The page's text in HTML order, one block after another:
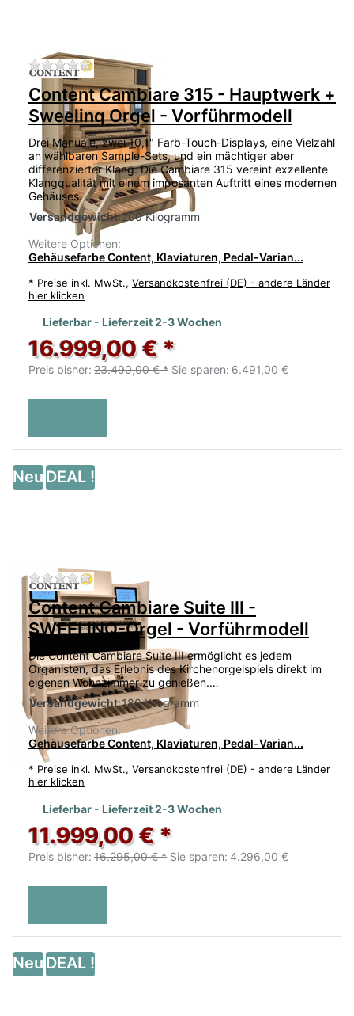
Zu diesem Produkt liegen noch keine
Content Cambiare 315 - Hauptwerk +
Sweelinq Orgel - Vorführmodell
Drei Manuale, zwei 10,1" Farb-Touch-Displays, eine Vielzahl
an wählbaren Sample-Sets, und ein mächtiger aber
differenzierter Klang. Die Cambiare 315 vereint exzellente
Klangqualität mit einem imposanten Auftritt eines modernen
Gehäuses. …
Versandgewicht:200 Kilogramm
Weitere Optionen:
Gehäusefarbe Content, Klaviaturen, Pedal-Varian...
* Preise inkl. MwSt., Versandkostenfrei (DE) - andere Länder
hier klicken
Lieferbar - Lieferzeit 2-3 Wochen
16.999,00 € *
Preis bisher: 23.490,00 € * Sie sparen: 6.491,00 €
Neu DEAL !
Zu diesem Produkt liegen noch keine
Content Cambiare Suite III -
SWEELINQ-Orgel - Vorführmodell
Die Content Cambiare Suite III ermöglicht es jedem
Organisten, das Erlebnis des Kirchenorgelspiels direkt im
eigenen Wohnzimmer zu genießen.…
Versandgewicht:180 Kilogramm
Weitere Optionen:
Gehäusefarbe Content, Klaviaturen, Pedal-Varian...
* Preise inkl. MwSt., Versandkostenfrei (DE) - andere Länder
hier klicken
Lieferbar - Lieferzeit 2-3 Wochen
11.999,00 € *
Preis bisher: 16.295,00 € * Sie sparen: 4.296,00 €
Neu DEAL !